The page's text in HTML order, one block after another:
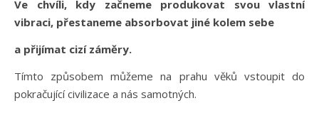
Ve chvíli, kdy začneme produkovat svou vlastní
vibraci, přestaneme absorbovat jiné kolem sebe
a přijímat cizí záměry.
Tímto způsobem můžeme na prahu věků vstoupit do
pokračující civilizace a nás samotných.